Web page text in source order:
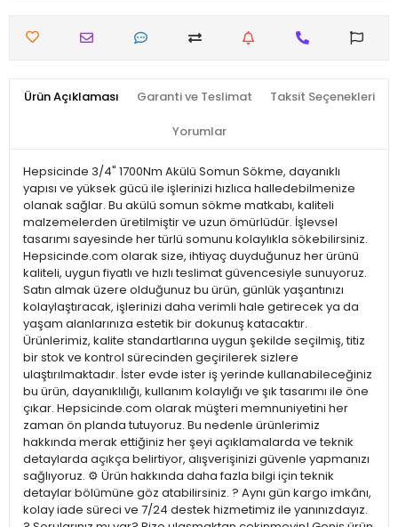
Ürün Açıklaması Garanti ve Teslimat Taksit Seçenekleri
Yorumlar
Hepsicinde 3/4" 1700Nm Akülü Somun Sökme, dayanıklı
yapısı ve yüksek gücü ile işlerinizi hızlıca halledebilmenize
olanak sağlar. Bu akülü somun sökme matkabı, kaliteli
malzemelerden üretilmiştir ve uzun ömürlüdür. İşlevsel
tasarımı sayesinde her türlü somunu kolaylıkla sökebilirsiniz.
Hepsicinde.com olarak size, ihtiyaç duyduğunuz her ürünü
kaliteli, uygun fiyatlı ve hızlı teslimat güvencesiyle sunuyoruz.
Satın almak üzere olduğunuz bu ürün, günlük yaşantınızı
kolaylaştıracak, işlerinizi daha verimli hale getirecek ya da
yaşam alanlarınıza estetik bir dokunuş katacaktır.
Ürünlerimiz, kalite standartlarına uygun şekilde seçilmiş, titiz
bir stok ve kontrol sürecinden geçirilerek sizlere
ulaştırılmaktadır. İster evde ister iş yerinde kullanabileceğiniz
bu ürün, dayanıklılığı, kullanım kolaylığı ve şık tasarımı ile öne
çıkar. Hepsicinde.com olarak müşteri memnuniyetini her
zaman ön planda tutuyoruz. Bu nedenle ürünlerimiz
hakkında merak ettiğiniz her şeyi açıklamalarda ve teknik
detaylarda açıkça belirtiyor, alışverişinizi güvenle yapmanızı
sağlıyoruz. ⚙️ Ürün hakkında daha fazla bilgi için teknik
detaylar bölümüne göz atabilirsiniz. ? Aynı gün kargo imkânı,
kolay iade süreci ve 7/24 destek hizmetimiz ile yanınızdayız.